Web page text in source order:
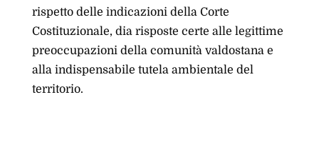
rispetto delle indicazioni della Corte
Costituzionale, dia risposte certe alle legittime
preoccupazioni della comunità valdostana e
alla indispensabile tutela ambientale del
territorio.